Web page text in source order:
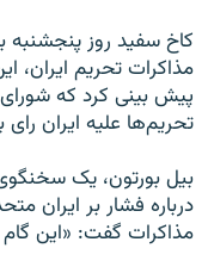
کاخ سفید روز پنجشنبه
مذاکرات تحریم ایران،
پیش بینی‌ کرد که شورای
تحریم‌ها علیه ایران
بیل بورتون، یک
درباره فشار بر ایران
مذاکرات گفت: «این